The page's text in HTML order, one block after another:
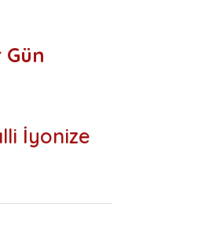
Gün
İyonize